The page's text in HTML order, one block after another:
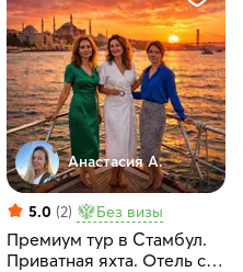
Анастасия А.
5.0 (2) Без визы
Премиум тур в Стамбул.
Приватная яхта. Отель с